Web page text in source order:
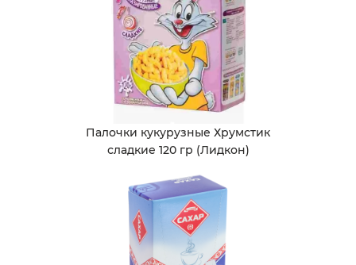
Палочки кукурузные Хрумстик
сладкие 120 гр (Лидкон)